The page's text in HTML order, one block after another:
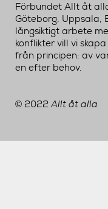
Förbundet Allt åt
Göteborg, Uppsala,
långsiktigt arbete
konflikter vill vi
från principen: av
en efter behov.
© 2022Allt åt alla